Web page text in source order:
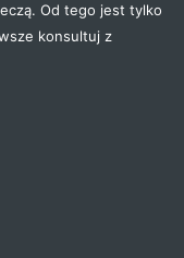
Od tego jest tylko
konsultuj z